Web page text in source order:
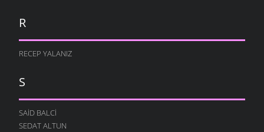
R
RECEP YALANIZ
S
SAID BALCI
SEDAT ALTUN